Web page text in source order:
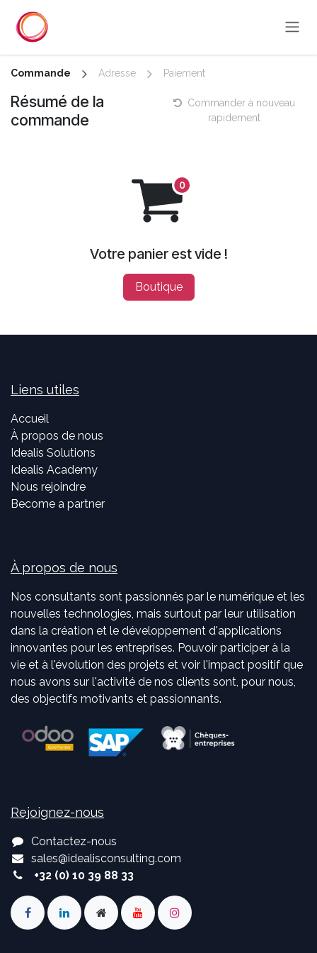
Commande Adresse Paiement
Résumé de la
commande
Commander à nouveau
rapidement
Votre panier est vide !
Boutique
Liens utiles
Accueil
À propos de nous
Idealis Solutions
Idealis Academy
Nous rejoindre
Become a partner
À propos de nous
Nos consultants sont passionnés par le numérique et les
nouvelles technologies, mais surtout par leur utilisation
dans la création et le développement d'applications
innovantes pour les entreprises. Pouvoir participer à la
vie et à l'évolution des projets et voir l'impact positif que
nous avons sur l'activité de nos clients sont, pour nous,
des objectifs motivants et passionnants.
Rejoignez-nous
Contactez-nous
sales@idealisconsulting.com
+32 (0) 10 39 88 33